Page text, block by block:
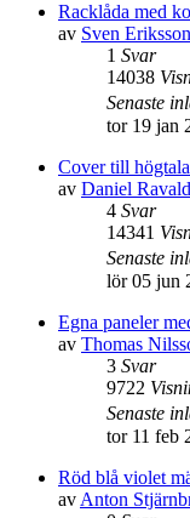
Racklåda med
av Sven Eriksson
1 Svar
14038
Senaste
tor 19 jan
Cover till
av Daniel Ravald
4 Svar
14341
Senaste
lör 05 jun
Egna paneler
av Thomas
3 Svar
9722
Senaste
tor 11 feb
Röd blå violet
av Anton